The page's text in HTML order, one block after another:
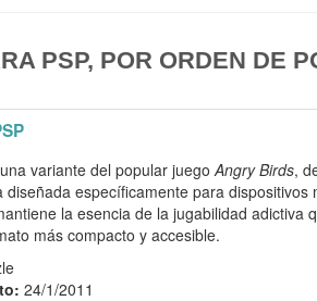
PSP, POR ORDEN DE
variante del popular juego Angry Birds,
diseñada específicamente para
la esencia de la jugabilidad adictiva
más compacto y accesible.
24/1/2011